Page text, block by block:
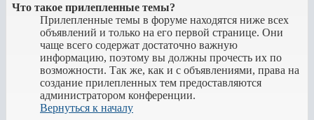
Что такое прилепленные темы?
Прилепленные темы в форуме находятся ниже всех
объявлений и только на его первой странице. Они
чаще всего содержат достаточно важную
информацию, поэтому вы должны прочесть их по
возможности. Так же, как и с объявлениями, права на
создание прилепленных тем предоставляются
администратором конференции.
Вернуться к началу